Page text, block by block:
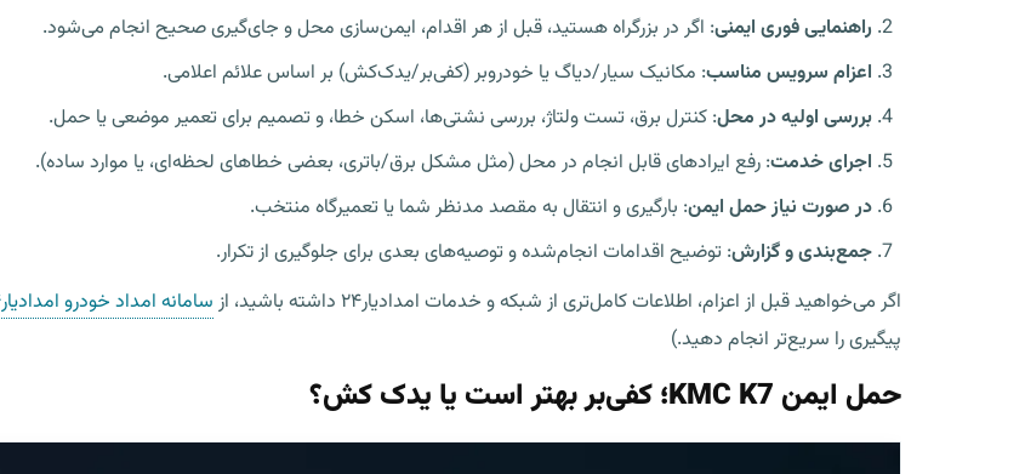
راهنمایی فوری ایمنی: اگر در بزرگراه هستید، قبل از هر اقدام، ایمن‌سازی محل و جای‌گیری صحیح انجام می‌شود.
اعزام سرویس مناسب: مکانیک سیار/دیاگ یا خودروبر (کفی‌بر/یدک‌کش) بر اساس علائم اعلامی.
بررسی اولیه در محل: کنترل برق، تست ولتاژ، بررسی نشتی‌ها، اسکن خطا، و تصمیم برای تعمیر موضعی یا حمل.
اجرای خدمت: رفع ایرادهای قابل انجام در محل (مثل مشکل برق/باتری، بعضی خطاهای لحظه‌ای، یا موارد ساده).
در صورت نیاز حمل ایمن: بارگیری و انتقال به مقصد مدنظر شما یا تعمیرگاه منتخب.
جمع‌بندی و گزارش: توضیح اقدامات انجام‌شده و توصیه‌های بعدی برای جلوگیری از تکرار.
اگر می‌خواهید قبل از اعزام، اطلاعات کامل‌تری از شبکه و خدمات امدادیار۲۴ داشته باشید، از
سامانه امداد خودرو امدادیار۲۴
پیگیری را سریع‌تر انجام دهید.)
حمل ایمن KMC K7؛ کفی‌بر بهتر است یا یدک کش؟